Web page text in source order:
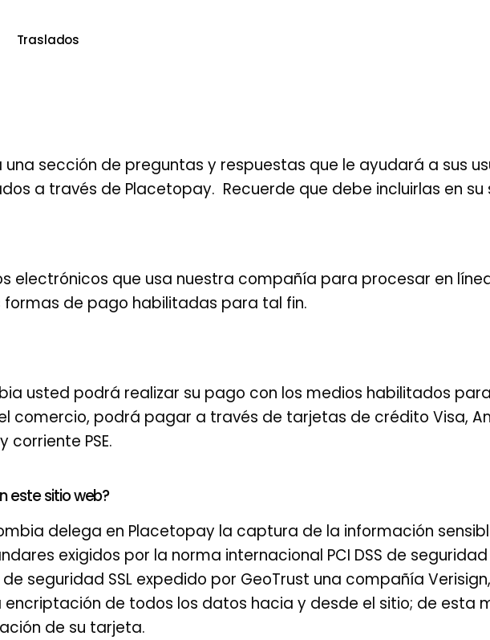
Traslados
sección de preguntas y respuestas que le ayudará a sus
a través de Placetopay. Recuerde que debe incluirlas en su
electrónicos que usa nuestra compañía para procesar en
de pago habilitadas para tal fin.
usted podrá realizar su pago con los medios habilitados
comercio, podrá pagar a través de tarjetas de crédito Visa,
PSE.
este sitio web?
delega en Placetopay la captura de la información
exigidos por la norma internacional PCI DSS de
seguridad SSL expedido por GeoTrust una compañía
de todos los datos hacia y desde el sitio; de esta
de su tarjeta.